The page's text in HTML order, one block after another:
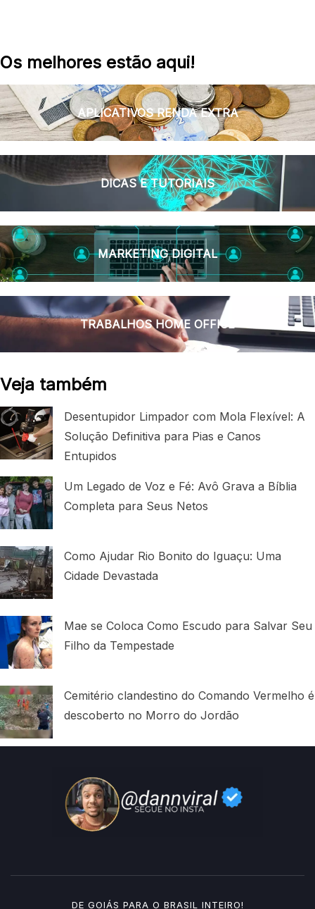
Os melhores estão aqui!
APLICATIVOS RENDA EXTRA
DICAS E TUTORIAIS
MARKETING DIGITAL
TRABALHOS HOME OFFICE
Veja também
Desentupidor Limpador com Mola Flexível: A
Solução Definitiva para Pias e Canos
Entupidos
Um Legado de Voz e Fé: Avô Grava a Bíblia
Completa para Seus Netos
Como Ajudar Rio Bonito do Iguaçu: Uma
Cidade Devastada
Mae se Coloca Como Escudo para Salvar Seu
Filho da Tempestade
Cemitério clandestino do Comando Vermelho é
descoberto no Morro do Jordão
DE GOIÁS PARA O BRASIL INTEIRO!